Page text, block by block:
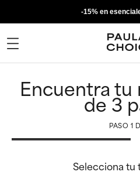
-15% en
Encuentra
de 3
PASO1
Selecciona tu